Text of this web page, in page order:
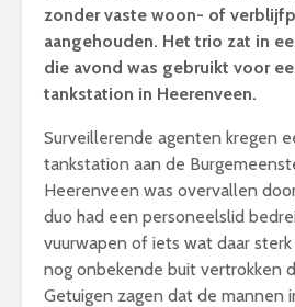
zonder vaste woon- of
aangehouden. Het trio zat in
die avond was gebruikt voor
tankstation in Heerenveen.
Surveillerende agenten kregen
tankstation aan de
Heerenveen was overvallen
duo had een personeelslid
vuurwapen of iets wat daar
nog onbekende buit vertrokken
Getuigen zagen dat de mannen